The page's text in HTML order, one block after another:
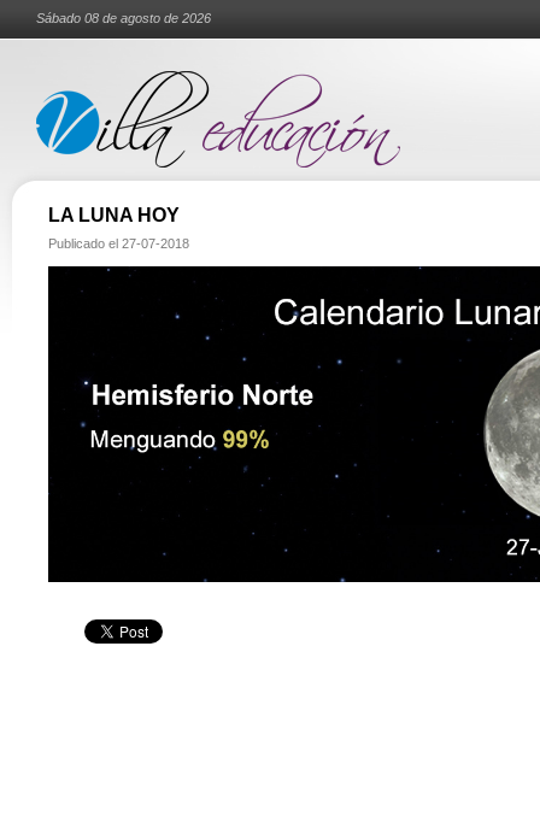
Sábado 08 de agosto de 2026
LA LUNA HOY
Publicado el 27-07-2018